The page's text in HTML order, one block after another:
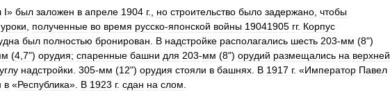
I» был заложен в апреле 1904 г., но строительство было задержано чтобы
уроки полученные во время русско-японской войны 19041905 гг. Корпус
был полностью бронирован В надстройке располагались шесть 203-мм (8")
(4 7") орудия; спаренные башни для 203-мм (8") орудий размещались на верхней
углу надстройки 305-мм (12") орудия стояли в башнях В 1917 г. «Император Павел
в «Республика». В 1923 г. сдан на слом